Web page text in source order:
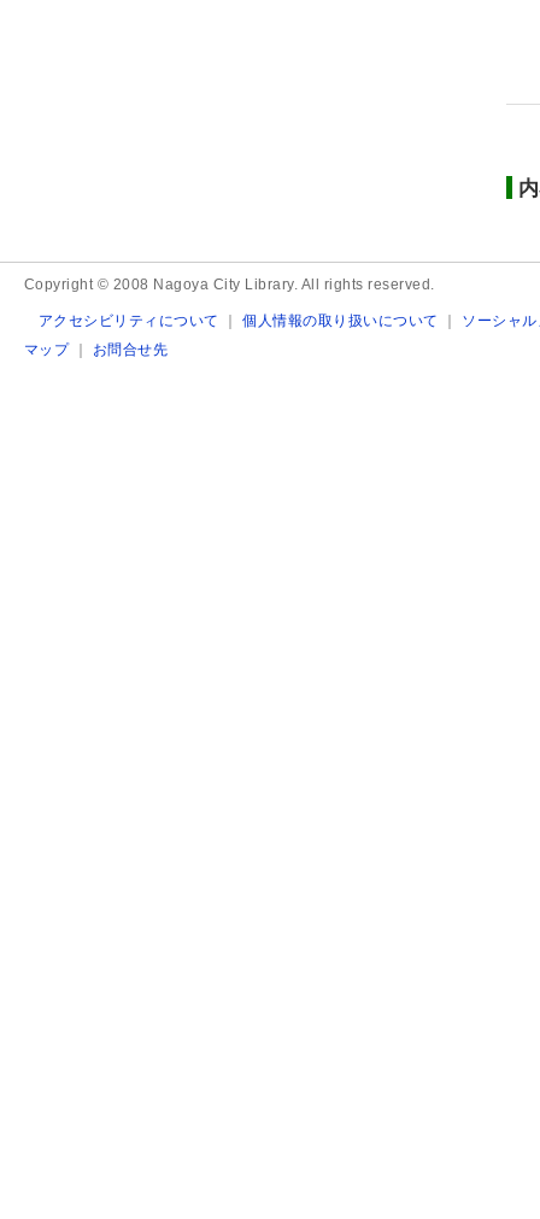
Copyright © 2008 Nagoya City Library. All rights reserved.
アクセシビリティについて ｜個人情報の取り扱いについて ｜ ソーシャ
マップ｜ お問合せ先